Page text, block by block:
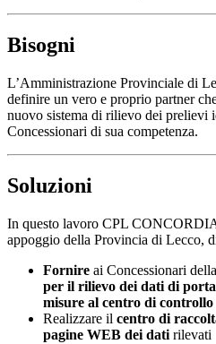
Bisogni
L’Amministrazione Provinciale di
definire un vero e proprio partner
nuovo sistema di rilievo dei prelievi
Concessionari di sua competenza.
Soluzioni
In questo lavoro CPL
appoggio della Provincia di Lecco,
Fornire ai Concessionari
per il rilievo dei dati di
misure al centro di controllo
Realizzare il centro di
pagine WEB dei dati rilevati